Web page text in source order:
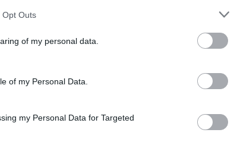
Opt Outs
of my personal data.
of my Personal Data.
my Personal Data for Targeted